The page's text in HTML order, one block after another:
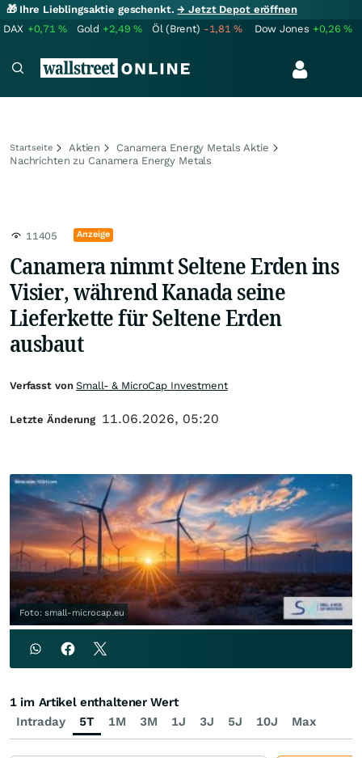
🎁 Ihre Lieblingsaktie geschenkt.→ Jetzt Depot eröffnen
DAX +0,71% Gold +2,49% Öl (Brent) -1,81% Dow Jones +0,26%
Startseite Aktien
Canamera Energy Metals Aktie
Nachrichten zu Canamera Energy Metals
11405 Anzeige
Canamera nimmt Seltene Erden ins
Visier, während Kanada seine
Lieferkette für Seltene Erden
ausbaut
Foto: small-microcap.eu
Verfasst vonSmall- & MicroCap Investment
Letzte Änderung 11.06.2026, 05:20
Intraday 5T 1M 3M 1J 3J 5J 10J Max
1 im Artikel enthaltener Wert